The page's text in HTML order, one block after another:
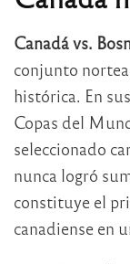
Canadá vs.
conjunto
histórica. En
Copas del
seleccionado
nunca logró
constituye el
canadiense en